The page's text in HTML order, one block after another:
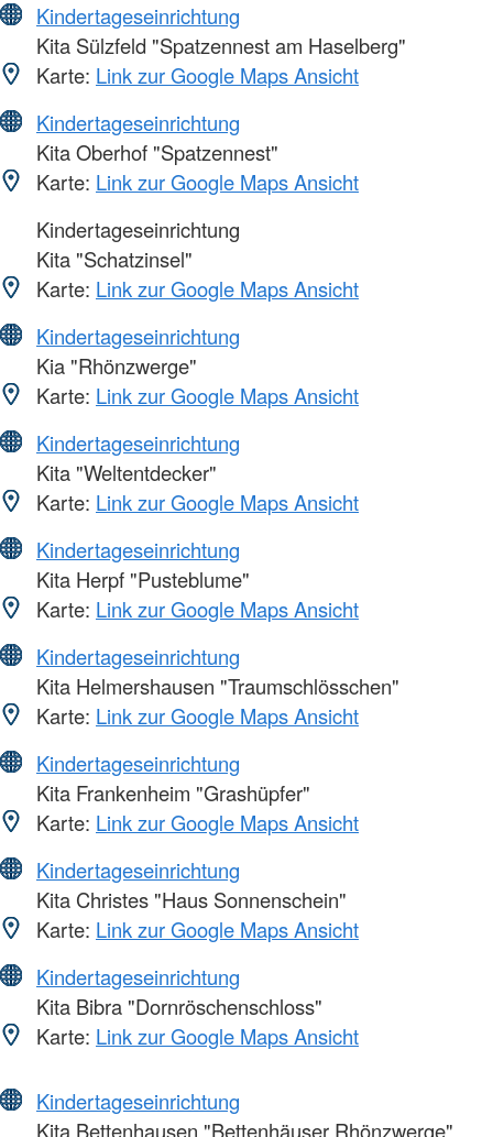
Kindertageseinrichtung
Kita Sülzfeld "Spatzennest am Haselberg"
Karte: Link zur Google Maps Ansicht
Kindertageseinrichtung
Kita Oberhof "Spatzennest"
Karte: Link zur Google Maps Ansicht
Kindertageseinrichtung
Kita "Schatzinsel"
Karte: Link zur Google Maps Ansicht
Kindertageseinrichtung
Kia "Rhönzwerge"
Karte: Link zur Google Maps Ansicht
Kindertageseinrichtung
Kita "Weltentdecker"
Karte: Link zur Google Maps Ansicht
Kindertageseinrichtung
Kita Herpf "Pusteblume"
Karte: Link zur Google Maps Ansicht
Kindertageseinrichtung
Kita Helmershausen "Traumschlösschen"
Karte: Link zur Google Maps Ansicht
Kindertageseinrichtung
Kita Frankenheim "Grashüpfer"
Karte: Link zur Google Maps Ansicht
Kindertageseinrichtung
Kita Christes "Haus Sonnenschein"
Karte: Link zur Google Maps Ansicht
Kindertageseinrichtung
Kita Bibra "Dornröschenschloss"
Karte: Link zur Google Maps Ansicht
Kindertageseinrichtung
Kita Bettenhausen "Bettenhäuser Rhönzwerge"